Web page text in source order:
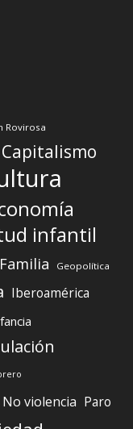
Rovirosa
Capitalismo
infantil
Familia Geopolítica
Iberoamérica
No violencia Paro